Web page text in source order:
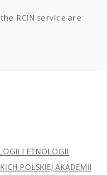
RCIN service are
I ETNOLOGII
POLSKIEJ AKADEMII